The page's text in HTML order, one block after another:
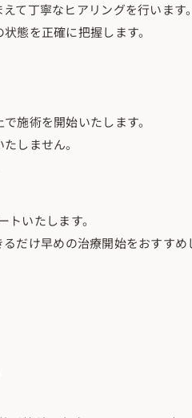
て丁寧なヒアリングを行いま
態を正確に把握します。
施術を開始いたします。
しません。
いたします。
だけ早めの治療開始をおすすめ